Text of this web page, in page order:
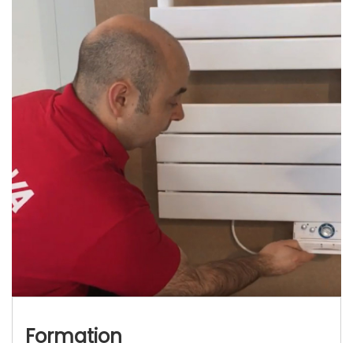
Formation